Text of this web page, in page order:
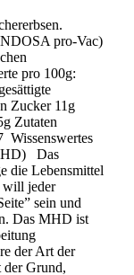
pro-Vac)
pro 100g:
Zucker 11g
Zutaten
Das
die Lebensmittel
will jeder
sein und
Das MHD ist
der Art der
der Grund,